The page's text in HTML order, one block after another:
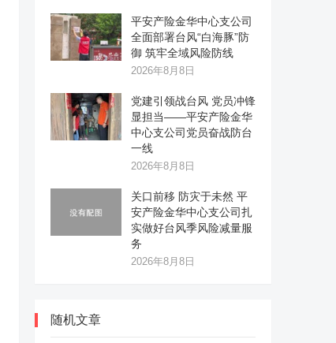
平安产险金华中心支公司
全面部署台风“白海豚”防
御 筑牢全域风险防线
2026年8月8日
党建引领战台风 党员冲锋
显担当——平安产险金华
中心支公司党员奋战防台
一线
2026年8月8日
关口前移 防灾于未然 平
安产险金华中心支公司扎
实做好台风季风险减量服
务
2026年8月8日
随机文章